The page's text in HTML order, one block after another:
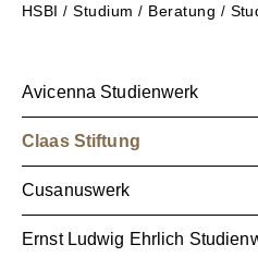
HSBI / Studium / Beratung /
Avicenna Studienwerk
Claas Stiftung
Cusanuswerk
Ernst Ludwig Ehrlich